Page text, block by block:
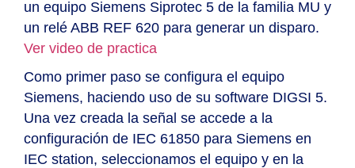
un equipo Siemens Siprotec 5 de la familia MU y
un relé ABB REF 620 para generar un disparo.
Ver video de practica
Como primer paso se configura el equipo
Siemens, haciendo uso de su software DIGSI 5.
Una vez creada la señal se accede a la
configuración de IEC 61850 para Siemens en
IEC station, seleccionamos el equipo y en la